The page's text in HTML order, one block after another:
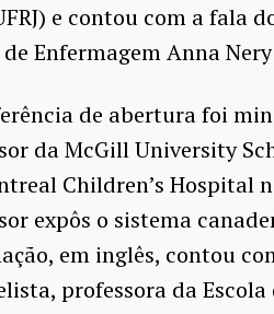
e contou com a fala
Enfermagem Anna Nery
de abertura foi
da McGill University
Children’s Hospital
expôs o sistema
em inglês, contou
professora da